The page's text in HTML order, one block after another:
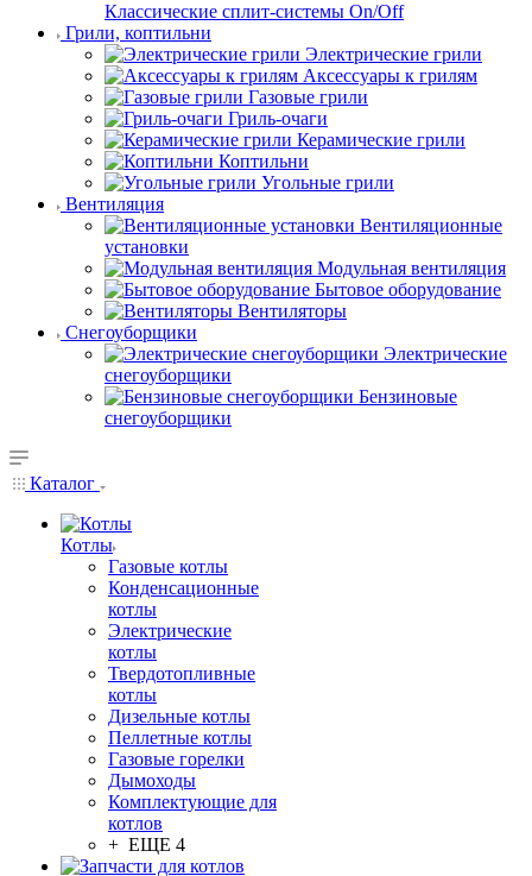
Классические сплит-системы On/Off
Грили, коптильни
Электрические грили
Аксессуары к грилям
Газовые грили
Гриль-очаги
Керамические грили
Коптильни
Угольные грили
Вентиляция
Вентиляционные
установки
Модульная вентиляция
Бытовое оборудование
Вентиляторы
Снегоуборщики
Электрические
снегоуборщики
Бензиновые
снегоуборщики
Каталог
Котлы
Газовые котлы
Конденсационные
котлы
Электрические
котлы
Твердотопливные
котлы
Дизельные котлы
Пеллетные котлы
Газовые горелки
Дымоходы
Комплектующие для
котлов
+ ЕЩЕ 4